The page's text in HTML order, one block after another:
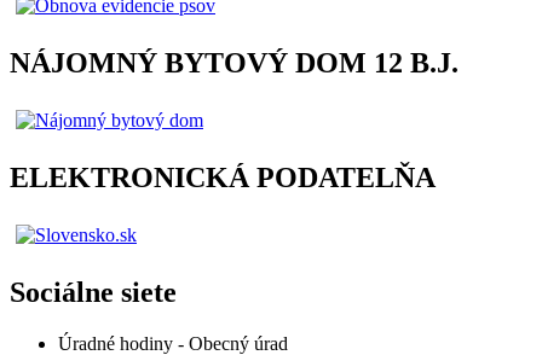
NÁJOMNÝ BYTOVÝ DOM 12 B.J.
ELEKTRONICKÁ PODATELŇA
Sociálne siete
Úradné hodiny - Obecný úrad